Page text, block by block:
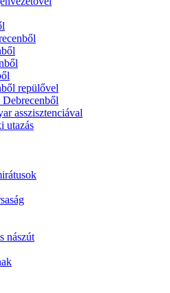
repülővel
asszisztenciával
utazás
nászút